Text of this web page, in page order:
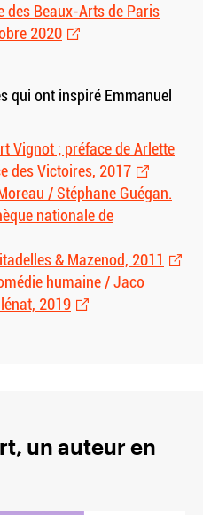
des Beaux-Arts de Paris
2020
qui ont inspiré Emmanuel
Vignot ; préface de Arlette
des Victoires, 2017
/ Stéphane Guégan.
nationale de
& Mazenod, 2011
humaine / Jaco
2019
un auteur en